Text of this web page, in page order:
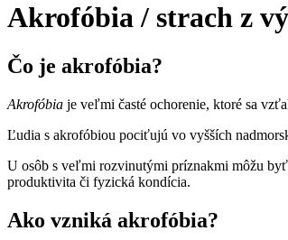
Akrofóbia / strach z
Čo je akrofóbia?
Akrofóbia je veľmi časté ochorenie, ktoré sa
Ľudia s akrofóbiou pociťujú vo vyšších
U osôb s veľmi rozvinutými príznakmi môžu byť
produktivita či fyzická kondícia.
Ako vzniká akrofóbia?